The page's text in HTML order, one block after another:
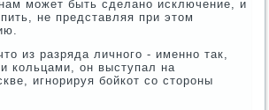
может быть сделано исключение, и
не представляя при этом
из разряда личного - именно так,
кольцами, он выступал на
игнорируя бойкот со стороны